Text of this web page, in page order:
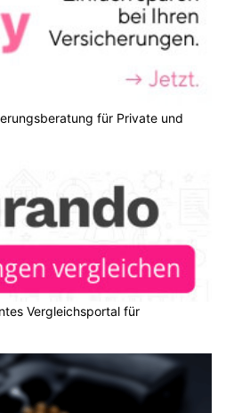
für Private und
Vergleichsportal für